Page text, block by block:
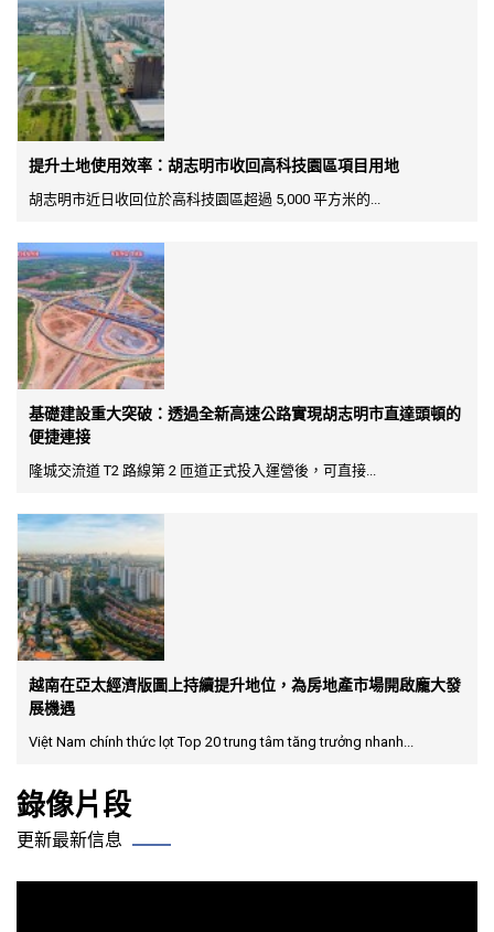
提升土地使用效率：胡志明市收回高科技園區項目用地
胡志明市近日收回位於高科技園區超過 5,000 平方米的...
基礎建設重大突破：透過全新高速公路實現胡志明市直達頭頓的
便捷連接
隆城交流道 T2 路線第 2 匝道正式投入運營後，可直接...
越南在亞太經濟版圖上持續提升地位，為房地產市場開啟龐大發
展機遇
Việt Nam chính thức lọt Top 20 trung tâm tăng trưởng nhanh...
錄像片段
更新最新信息